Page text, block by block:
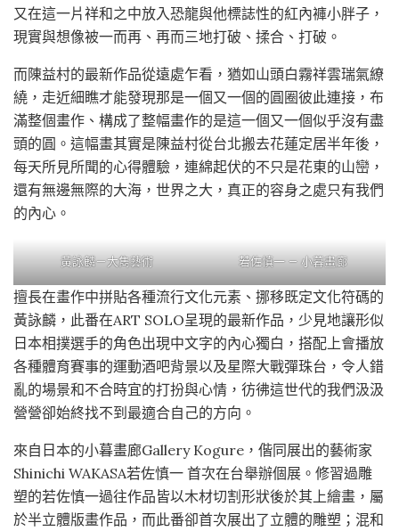
又在這一片祥和之中放入恐龍與他標誌性的紅內褲小胖子，
現實與想像被一而再、再而三地打破、揉合、打破。
而陳益村的最新作品從遠處乍看，猶如山頭白霧祥雲瑞氣繚
繞，走近細瞧才能發現那是一個又一個的圓圈彼此連接，布
滿整個畫作、構成了整幅畫作的是這一個又一個似乎沒有盡
頭的圓。這幅畫其實是陳益村從台北搬去花蓮定居半年後，
每天所見所聞的心得體驗，連綿起伏的不只是花東的山巒，
還有無邊無際的大海，世界之大，真正的容身之處只有我們
的內心。
黃詠麟－大雋藝術 若佐慎一 — 小暮畫廊
擅長在畫作中拼貼各種流行文化元素、挪移既定文化符碼的
黃詠麟，此番在ART SOLO呈現的最新作品，少見地讓形似
日本相撲選手的角色出現中文字的內心獨白，搭配上會播放
各種體育賽事的運動酒吧背景以及星際大戰彈珠台，令人錯
亂的場景和不合時宜的打扮與心情，彷彿這世代的我們汲汲
營營卻始終找不到最適合自己的方向。
來自日本的小暮畫廊Gallery Kogure，偕同展出的藝術家
Shinichi WAKASA若佐慎一 首次在台舉辦個展。修習過雕
塑的若佐慎一過往作品皆以木材切割形狀後於其上繪畫，屬
於半立體版畫作品，而此番卻首次展出了立體的雕塑；混和